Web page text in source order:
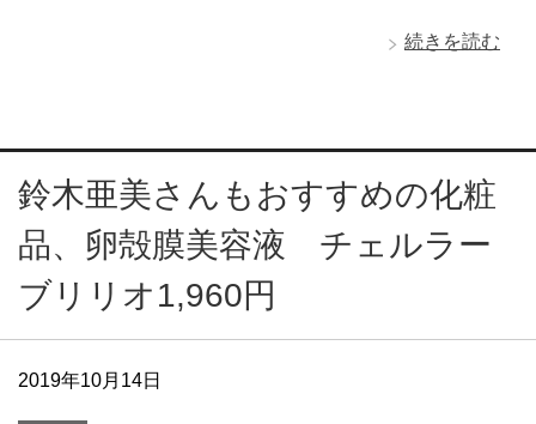
続きを読む
鈴木亜美さんもおすすめの化粧
品、卵殻膜美容液 チェルラー
ブリリオ1,960円
2019年10月14日